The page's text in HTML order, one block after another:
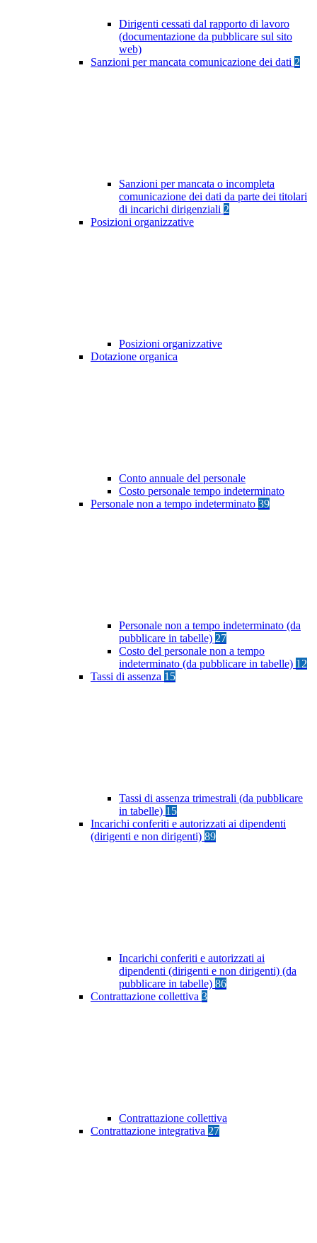
Dirigenti cessati dal rapporto di lavoro
(documentazione da pubblicare sul sito
web)
Sanzioni per mancata comunicazione dei dati 2
Sanzioni per mancata o incompleta
comunicazione dei dati da parte dei titolari
di incarichi dirigenziali 2
Posizioni organizzative
Posizioni organizzative
Dotazione organica
Conto annuale del personale
Costo personale tempo indeterminato
Personale non a tempo indeterminato 39
Personale non a tempo indeterminato (da
pubblicare in tabelle) 27
Costo del personale non a tempo
indeterminato (da pubblicare in tabelle) 12
Tassi di assenza 15
Tassi di assenza trimestrali (da pubblicare
in tabelle) 15
Incarichi conferiti e autorizzati ai dipendenti
(dirigenti e non dirigenti) 89
Incarichi conferiti e autorizzati ai
dipendenti (dirigenti e non dirigenti) (da
pubblicare in tabelle) 86
Contrattazione collettiva 3
Contrattazione collettiva
Contrattazione integrativa 27